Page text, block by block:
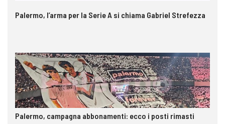
Palermo, l’arma per la Serie A si chiama Gabriel Strefezza
Palermo, campagna abbonamenti: ecco i posti rimasti